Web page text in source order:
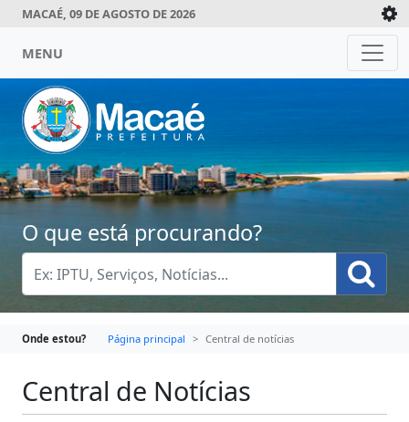
MACAÉ, 09 DE AGOSTO DE 2026
MENU
O que está procurando?
Onde estou? Página principal Central de notícias
Central de Notícias